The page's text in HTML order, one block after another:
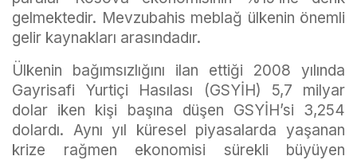
gelmektedir. Mevzubahis meblağ ülkenin önemli
gelir kaynakları arasındadır.
Ülkenin bağımsızlığını ilan ettiği 2008 yılında
Gayrisafi Yurtiçi Hasılası (GSYİH) 5,7 milyar
dolar iken kişi başına düşen GSYİH’si 3,254
dolardı. Aynı yıl küresel piyasalarda yaşanan
krize rağmen ekonomisi sürekli büyüyen